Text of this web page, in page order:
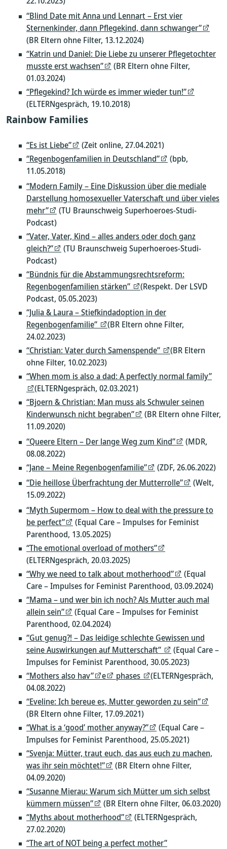
“Blind Date mit Anna und Lennart – Erst vier
Sternenkinder, dann Pflegekind, dann schwanger”
(BR Eltern ohne Filter, 13.12.2024)
“Katrin und Daniel: Die Liebe zu unserer Pflegetochter
musste erst wachsen”
(BR Eltern ohne Filter,
01.03.2024)
“Pflegekind? Ich würde es immer wieder tun!”
(ELTERNgespräch, 19.10.2018)
Rainbow Families
“Es ist Liebe”
(Zeit online, 27.04.2021)
“Regenbogenfamilien in Deutschland”
(bpb,
11.05.2018)
“Modern Family – Eine Diskussion über die mediale
Darstellung homosexueller Vaterschaft und über vieles
mehr”
(TU Braunschweig Superhoeroes-Studi-
Podcast)
“Vater, Vater, Kind – alles anders oder doch ganz
gleich?”
(TU Braunschweig Superhoeroes-Studi-
Podcast)
“Bündnis für die Abstammungsrechtsreform:
Regenbogenfamilien stärken”
(Respekt. Der LSVD
Podcast, 05.05.2023)
“Julia & Laura – Stiefkindadoption in der
Regenbogenfamilie”
(BR Eltern ohne Filter,
24.02.2023)
“Christian: Vater durch Samenspende”
(BR Eltern
ohne Filter, 10.02.2023)
“When mom is also a dad: A perfectly normal family”
(ELTERNgespräch, 02.03.2021)
“Bjoern & Christian: Man muss als Schwuler seinen
Kinderwunsch nicht begraben”
(BR Eltern ohne Filter,
11.09.2020)
“Queere Eltern – Der lange Weg zum Kind”
(MDR,
08.08.2022)
“Jane – Meine Regenbogenfamilie”
(ZDF, 26.06.2022)
“Die heillose Überfrachtung der Mutterrolle”
(Welt,
15.09.2022)
“Myth Supermom – How to deal with the pressure to
be perfect”
(Equal Care – Impulses for Feminist
Parenthood, 13.05.2025)
“The emotional overload of mothers”
(ELTERNgespräch, 20.03.2025)
“Why we need to talk about motherhood”
(Equal
Care – Impulses for Feminist Parenthood, 03.09.2024)
“Mama – und wer bin ich noch? Als Mutter auch mal
allein sein”
(Equal Care – Impulses for Feminist
Parenthood, 02.04.2024)
“Gut genug?! – Das leidige schlechte Gewissen und
seine Auswirkungen auf Mutterschaft”
(Equal Care –
Impulses for Feminist Parenthood, 30.05.2023)
“Mothers also hav”
e phases
(ELTERNgespräch,
04.08.2022)
“Eveline: Ich bereue es, Mutter geworden zu sein”
(BR Eltern ohne Filter, 17.09.2021)
“What is a ‘good’ mother anyway?”
(Equal Care –
Impulses for Feminist Parenthood, 25.05.2021)
“Svenja: Mütter, traut euch, das aus euch zu machen,
was ihr sein möchtet!”
(BR Eltern ohne Filter,
04.09.2020)
“Susanne Mierau: Warum sich Mütter um sich selbst
kümmern müssen”
(BR Eltern ohne Filter, 06.03.2020)
“Myths about motherhood”
(ELTERNgespräch,
27.02.2020)
“The art of NOT being a perfect mother”